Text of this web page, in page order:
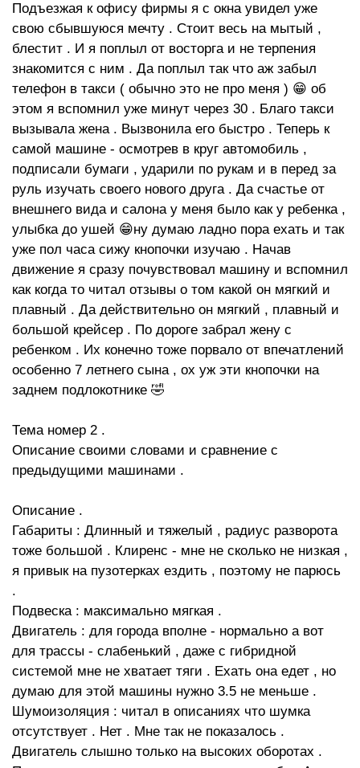
Подъезжая к офису фирмы я с окна увидел уже
свою сбывшуюся мечту . Стоит весь на мытый ,
блестит . И я поплыл от восторга и не терпения
знакомится с ним . Да поплыл так что аж забыл
телефон в такси ( обычно это не про меня ) 😁 об
этом я вспомнил уже минут через 30 . Благо такси
вызывала жена . Вызвонила его быстро . Теперь к
самой машине - осмотрев в круг автомобиль ,
подписали бумаги , ударили по рукам и в перед за
руль изучать своего нового друга . Да счастье от
внешнего вида и салона у меня было как у ребенка ,
улыбка до ушей 😁ну думаю ладно пора ехать и так
уже пол часа сижу кнопочки изучаю . Начав
движение я сразу почувствовал машину и вспомнил
как когда то читал отзывы о том какой он мягкий и
плавный . Да действительно он мягкий , плавный и
большой крейсер . По дороге забрал жену с
ребенком . Их конечно тоже порвало от впечатлений
особенно 7 летнего сына , ох уж эти кнопочки на
заднем подлокотнике 🤣
Тема номер 2 .
Описание своими словами и сравнение с
предыдущими машинами .
Описание .
Габариты : Длинный и тяжелый , радиус разворота
тоже большой . Клиренс - мне не сколько не низкая ,
я привык на пузотерках ездить , поэтому не парюсь
.
Подвеска : максимально мягкая .
Двигатель : для города вполне - нормально а вот
для трассы - слабенький , даже с гибридной
системой мне не хватает тяги . Ехать она едет , но
думаю для этой машины нужно 3.5 не меньше .
Шумоизоляция : читал в описаниях что шумка
отсутствует . Нет . Мне так не показалось .
Двигатель слышно только на высоких оборотах .